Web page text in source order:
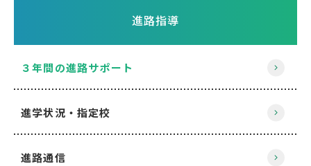
進路指導
３年間の進路サポート
進学状況・指定校
進路通信